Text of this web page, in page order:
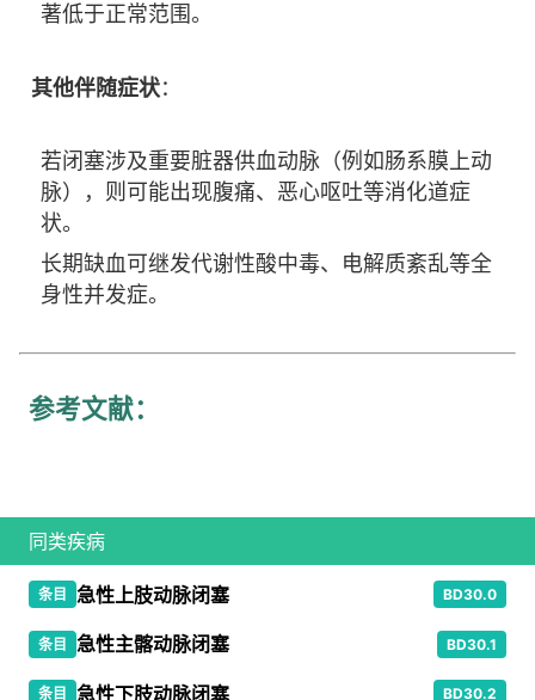
著低于正常范围。
其他伴随症状：
若闭塞涉及重要脏器供血动脉（例如肠系膜上动
脉），则可能出现腹痛、恶心呕吐等消化道症
状。
长期缺血可继发代谢性酸中毒、电解质紊乱等全
身性并发症。
参考文献：
同类疾病
条目 急性上肢动脉闭塞 BD30.0
条目 急性主髂动脉闭塞 BD30.1
条目 急性下肢动脉闭塞 BD30.2